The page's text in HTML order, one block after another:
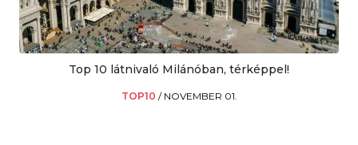
Top 10 látnivaló Milánóban, térképpel!
TOP10 / NOVEMBER 01.